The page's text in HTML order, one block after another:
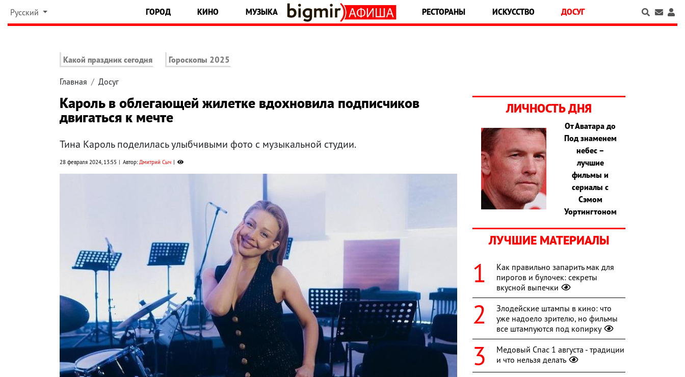
Русский ГОРОД КИНО МУЗЫКА РЕСТОРАНЫ ИСКУССТВО ДОСУГ
Какой праздник сегодня Гороскопы 2025
Главная Досуг
Кароль в облегающей жилетке вдохновила подписчиков
двигаться к мечте
Тина Кароль поделилась улыбчивыми фото с музыкальной студии.
28 февраля 2024, 13:55 Автор:Дмитрий Сыч
ЛИЧНОСТЬ ДНЯ
От Аватара до
Под знаменем
небес –
лучшие
фильмы и
сериалы с
Сэмом
Уортингтоном
ЛУЧШИЕ МАТЕРИАЛЫ
Как правильно запарить мак для
пирогов и булочек: секреты
вкусной выпечки
Злодейские штампы в кино: что
уже надоело зрителю, но фильмы
все штампуются под копирку
Медовый Спас 1 августа - традиции
и что нельзя делать